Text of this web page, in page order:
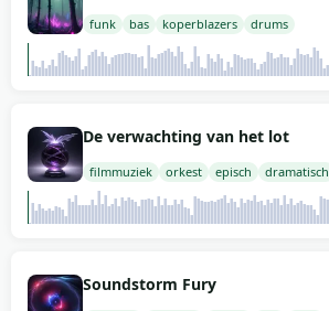
funk bas koperblazers drums
De verwachting van het lot
filmmuziek orkest episch dramatisch
Soundstorm Fury